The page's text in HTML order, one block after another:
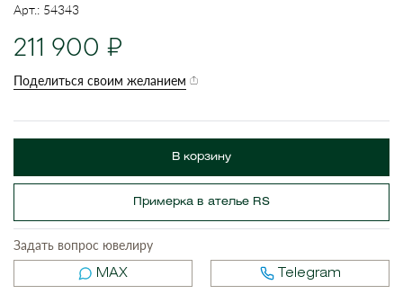
Арт.: 54343
211 900
Поделиться своим желанием
В корзину
Примерка в ателье RS
Задать вопрос ювелиру
MAX Telegram